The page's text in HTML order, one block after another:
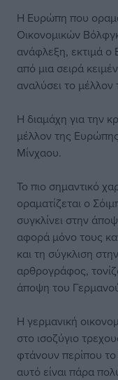
Η Ευρώπη που
Οικονομικών
ανάφλεξη, εκτιμά
από μια σειρά
αναλύσει το
Η διαμάχη για την
μέλλον της
Μίνχαου.
Το πιο σημαντικό
οραματίζεται ο
συγκλίνει στην
αφορά μόνο τους
και τη σύγκλιση
αρθρογράφος,
άποψη του
Η γερμανική
στο ισοζύγιο
φτάνουν περίπου
αυτό είναι πάρα